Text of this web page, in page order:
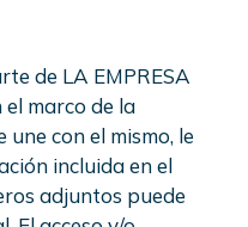
de LA EMPRESA
marco de la
con el mismo, le
incluida en el
adjuntos puede